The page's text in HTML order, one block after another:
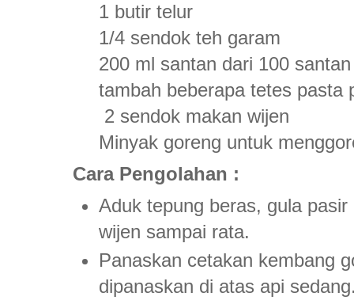
1 butir telur
1/4 sendok teh garam
200 ml santan dari 100
tambah beberapa tetes pasta
2 sendok makan wijen
Minyak goreng untuk
Cara Pengolahan :
Aduk tepung beras, gula
wijen sampai rata.
Panaskan cetakan kembang
dipanaskan di atas api